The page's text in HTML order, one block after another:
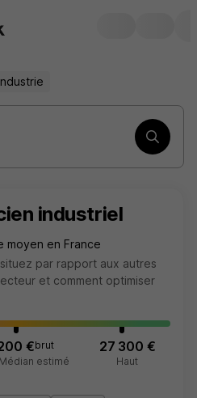
industriel
moyen en France
par rapport aux autres
et comment optimiser
€brut
estimé
27 300 €
Haut